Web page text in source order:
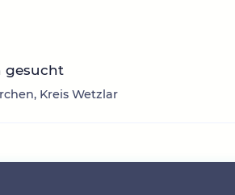
gesucht
Kreis Wetzlar